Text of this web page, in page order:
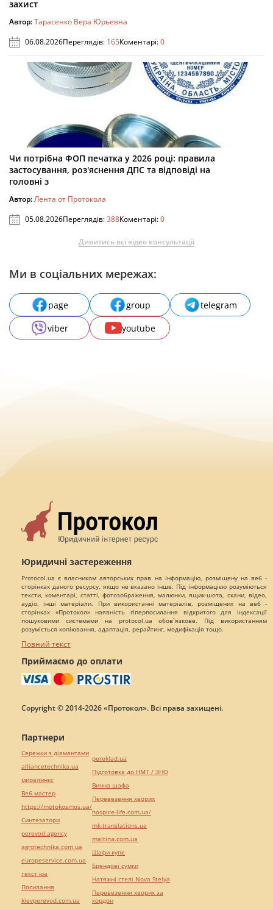
захист
Автор:Тарасенко Вера Юрьевна
06.08.2026Переглядів: 165Коментарі:0
Чи потрібна ФОП печатка у 2026 році: правила
застосування, роз'яснення ДПС та відповіді на
головні з
Автор:Лента от Протокола
05.08.2026Переглядів:388Коментарі:0
Дивитись всі відео консультації
Ми в соціальних мережах:
page group
telegram
viber
youtube
Юридичні застереження
Protocol.ua є власником авторських прав на інформацію, розміщену на веб -
сторінках даного ресурсу, якщо не вказано інше. Під інформацією розуміються
тексти, коментарі, статті, фотозображення, малюнки, ящик-шота, скани, відео,
аудіо, інші матеріали. При використанні матеріалів, розміщених на веб -
сторінках «Протокол» наявність гіперпосилання відкритого для індексації
пошуковими системами на protocol.ua обов`язкове. Під використанням
розуміється копіювання, адаптація, рерайтинг, модифікація тощо.
Повний текст
Приймаємо до оплати
Copyright © 2014-2026 «Протокол». Всі права захищені.
Партнери
Сережки з діамантами
alliancetechnika.ua
миралинкс
Веб мастер
https://motokosmos.ua/
Синтезатори
perevod.agency
agrotechnika.com.ua
europeservice.com.ua
текст юа
Посилання
kievperevod.com.ua
pereklad.ua
Підготовка до НМТ / ЗНО
Винна шафа
Перевезення хворих
hospice-life.com.ua/
mk-translations.ua
maltina.com.ua
Шафи купе
Брендові сумки
Натяжні стелі Nova Stelya
Перевезення хворих за
кордон